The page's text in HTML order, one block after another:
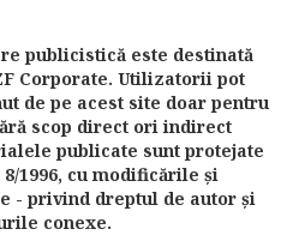
publicistică este destinată
Corporate. Utilizatorii pot
de pe acest site doar pentru
scop direct ori indirect
publicate sunt protejate
1996, cu modificările şi
- privind dreptul de autor şi
conexe.